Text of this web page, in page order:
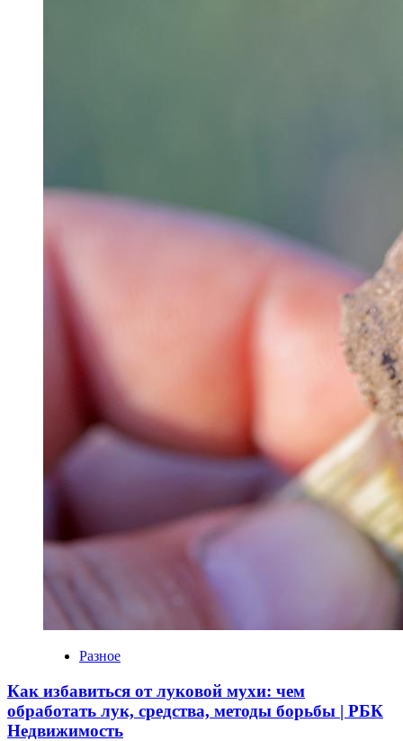
Разное
Как избавиться от луковой мухи: чем
обработать лук, средства, методы борьбы | РБК
Недвижимость